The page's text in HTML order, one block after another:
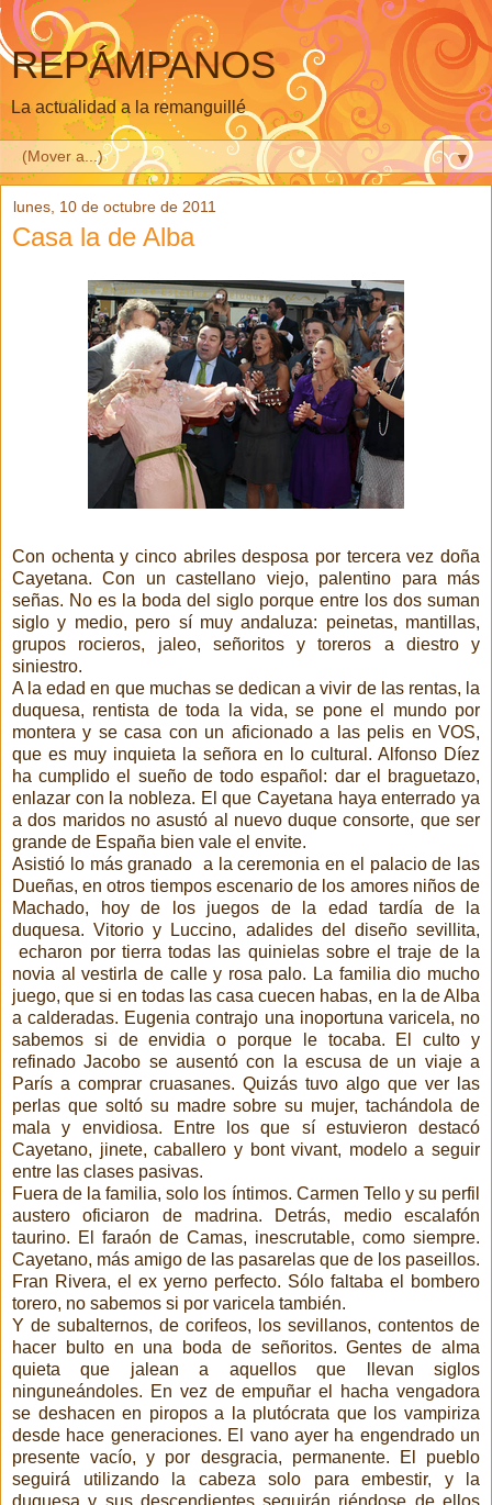
REPÁMPANOS
La actualidad a la remanguillé
▼
lunes, 10 de octubre de 2011
Casa la de Alba
Con ochenta y cinco abriles desposa por tercera vez doña
Cayetana. Con un castellano viejo, palentino para más
señas. No es la boda del siglo porque entre los dos suman
siglo y medio, pero sí muy andaluza: peinetas, mantillas,
grupos rocieros, jaleo, señoritos y toreros a diestro y
siniestro.
A la edad en que muchas se dedican a vivir de las rentas, la
duquesa, rentista de toda la vida, se pone el mundo por
montera y se casa con un aficionado a las pelis en VOS,
que es muy inquieta la señora en lo cultural. Alfonso Díez
ha cumplido el sueño de todo español: dar el braguetazo,
enlazar con la nobleza. El que Cayetana haya enterrado ya
a dos maridos no asustó al nuevo duque consorte, que ser
grande de España bien vale el envite.
Asistió lo más granado a la ceremonia en el palacio de las
Dueñas, en otros tiempos escenario de los amores niños de
Machado, hoy de los juegos de la edad tardía de la
duquesa. Vitorio y Luccino, adalides del diseño sevillita,
echaron por tierra todas las quinielas sobre el traje de la
novia al vestirla de calle y rosa palo. La familia dio mucho
juego, que si en todas las casa cuecen habas, en la de Alba
a calderadas. Eugenia contrajo una inoportuna varicela, no
sabemos si de envidia o porque le tocaba. El culto y
refinado Jacobo se ausentó con la escusa de un viaje a
París a comprar cruasanes. Quizás tuvo algo que ver las
perlas que soltó su madre sobre su mujer, tachándola de
mala y envidiosa. Entre los que sí estuvieron destacó
Cayetano, jinete, caballero y bont vivant, modelo a seguir
entre las clases pasivas.
Fuera de la familia, solo los íntimos. Carmen Tello y su perfil
austero oficiaron de madrina. Detrás, medio escalafón
taurino. El faraón de Camas, inescrutable, como siempre.
Cayetano, más amigo de las pasarelas que de los paseillos.
Fran Rivera, el ex yerno perfecto. Sólo faltaba el bombero
torero, no sabemos si por varicela también.
Y de subalternos, de corifeos, los sevillanos, contentos de
hacer bulto en una boda de señoritos. Gentes de alma
quieta que jalean a aquellos que llevan siglos
ninguneándoles. En vez de empuñar el hacha vengadora
se deshacen en piropos a la plutócrata que los vampiriza
desde hace generaciones. El vano ayer ha engendrado un
presente vacío, y por desgracia, permanente. El pueblo
seguirá utilizando la cabeza solo para embestir, y la
duquesa y sus descendientes seguirán riéndose de ellos